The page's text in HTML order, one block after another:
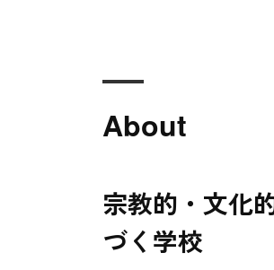
About
宗教的・文化
づく学校